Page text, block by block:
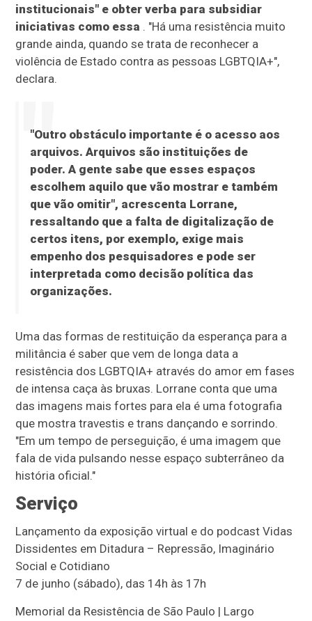
institucionais" e obter verba para subsidiar
iniciativas como essa . "Há uma resistência muito
grande ainda, quando se trata de reconhecer a
violência de Estado contra as pessoas LGBTQIA+",
declara.
"Outro obstáculo importante é o acesso aos
arquivos. Arquivos são instituições de
poder. A gente sabe que esses espaços
escolhem aquilo que vão mostrar e também
que vão omitir", acrescenta Lorrane,
ressaltando que a falta de digitalização de
certos itens, por exemplo, exige mais
empenho dos pesquisadores e pode ser
interpretada como decisão política das
organizações.
Uma das formas de restituição da esperança para a
militância é saber que vem de longa data a
resistência dos LGBTQIA+ através do amor em fases
de intensa caça às bruxas. Lorrane conta que uma
das imagens mais fortes para ela é uma fotografia
que mostra travestis e trans dançando e sorrindo.
"Em um tempo de perseguição, é uma imagem que
fala de vida pulsando nesse espaço subterrâneo da
história oficial."
Serviço
Lançamento da exposição virtual e do podcast Vidas
Dissidentes em Ditadura – Repressão, Imaginário
Social e Cotidiano
7 de junho (sábado), das 14h às 17h
Memorial da Resistência de São Paulo | Largo